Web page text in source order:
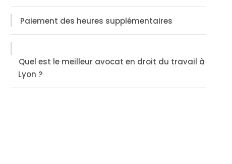
Paiement des heures supplémentaires
Quel est le meilleur avocat en droit du travail à
Lyon ?